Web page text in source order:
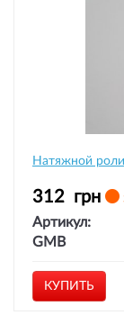
Натяжной
312 грн
Артикул:
GMB
КУПИТЬ